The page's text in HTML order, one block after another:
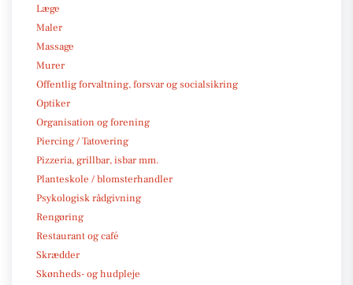
Læge
Maler
Massage
Murer
Offentlig forvaltning, forsvar og socialsikring
Optiker
Organisation og forening
Piercing / Tatovering
Pizzeria, grillbar, isbar mm.
Planteskole / blomsterhandler
Psykologisk rådgivning
Rengøring
Restaurant og café
Skrædder
Skønheds- og hudpleje